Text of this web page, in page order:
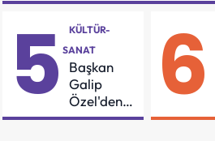
5
KÜLTÜR-
SANAT
Başkan
Galip
Özel'den
55
6